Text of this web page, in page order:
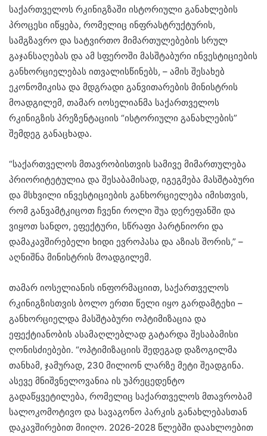
საქართველოს რკინიგზაში ისტორიული განახლების
პროცესი იწყება, რომელიც ინფრასტრუქტურის,
სამგზავრო და სატვირთო მიმართულებების სრულ
გაჯანსაღებას და ამ სფეროში მასშტაბური ინვესტიციების
განხორციელებას ითვალისწინებს, – ამის შესახებ
ეკონომიკისა და მდგრადი განვითარების მინისტრის
მოადგილემ, თამარ იოსელიანმა საქართველოს
რკინიგზის პრეზენტაციის “ისტორიული განახლების”
შემდეგ განაცხადა.
“საქართველოს მთავრობისთვის სამივე მიმართულება
პრიორიტეტულია და შესაბამისად, იგეგმება მასშტაბური
და მსხვილი ინვესტიციების განხორციელება იმისთვის,
რომ განვამტკიცოთ ჩვენი როლი შუა დერეფანში და
ვიყოთ სანდო, ეფექტური, სწრაფი პარტნიორი და
დამაკავშირებელი ხიდი ევროპასა და აზიას შორის,” –
აღნიშნა მინისტრის მოადგილემ.
თამარ იოსელიანის ინფორმაციით, საქართველოს
რკინიგზისთვის ბოლო ერთი წელი იყო გარდამტეხი –
განხორციელდა მასშტაბური ოპტიმიზაცია და
ეფექტიანობის ასამაღლებლად გატარდა შესაბამისი
ღონისძიებები. “ოპტიმიზაციის შედეგად დაზოგილმა
თანხამ, ჯამურად, 230 მილიონ ლარზე მეტი შეადგინა.
ასევე მნიშვნელოვანია ის უპრეცედენტო
გადაწყვეტილება, რომელიც საქართველოს მთავრობამ
სალოკომოტივო და სავაგონო პარკის განახლებასთან
დაკავშირებით მიიღო. 2026-2028 წლებში დაახლოებით